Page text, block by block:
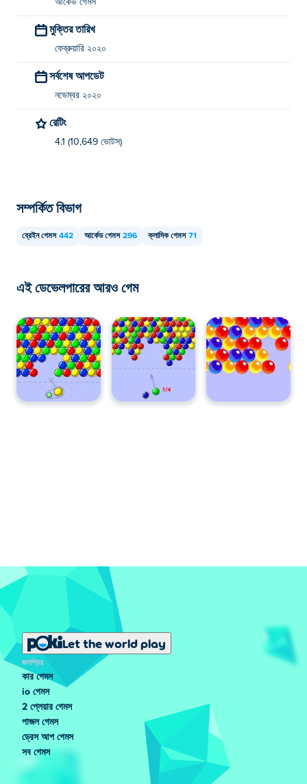
আর্কেড গেমস
মুক্তির তারিখ
ফেব্রুয়ারি ২০২০
সর্বশেষ আপডেট
নভেম্বর ২০২০
রেটিং
4.1 (10,649 ভোটস)
সম্পর্কিত বিভাগ
ব্রেইন গেমস 442 আর্কেড গেমস 296 ক্লাসিক গেমস 71
এই ডেভেলপারের আরও গেম
Let the world play
জনপ্রিয়
কার গেমস
io গেমস
2 প্লেয়ার গেমস
পাজল গেমস
ড্রেস আপ গেমস
সব গেমস